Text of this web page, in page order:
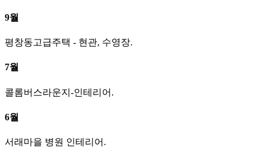
9월
평창동고급주택 - 현관, 수영장.
7월
콜롬버스라운지-인테리어.
6월
서래마을 병원 인테리어.